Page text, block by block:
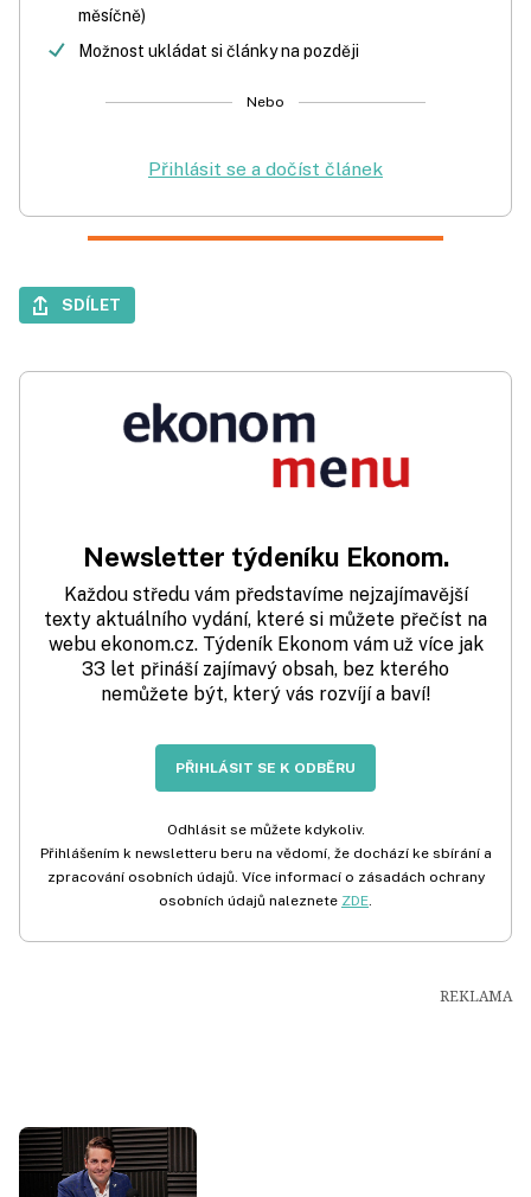
měsíčně)
Možnost ukládat si články na později
Nebo
Přihlásit se a dočíst článek
SDÍLET
Newsletter týdeníku Ekonom.
Každou středu vám představíme nejzajímavější
texty aktuálního vydání, které si můžete přečíst na
webu ekonom.cz. Týdeník Ekonom vám už více jak
33 let přináší zajímavý obsah, bez kterého
nemůžete být, který vás rozvíjí a baví!
PŘIHLÁSIT SE K ODBĚRU
Odhlásit se můžete kdykoliv.
Přihlášením k newsletteru beru na vědomí, že dochází ke sbírání a
zpracování osobních údajů. Více informací o zásadách ochrany
osobních údajů naleznete ZDE.